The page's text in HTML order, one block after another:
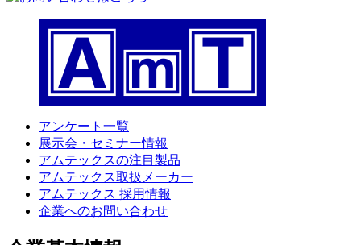
アンケート一覧
展示会・セミナー情報
アムテックスの注目製品
アムテックス取扱メーカー
アムテックス 採用情報
企業へのお問い合わせ